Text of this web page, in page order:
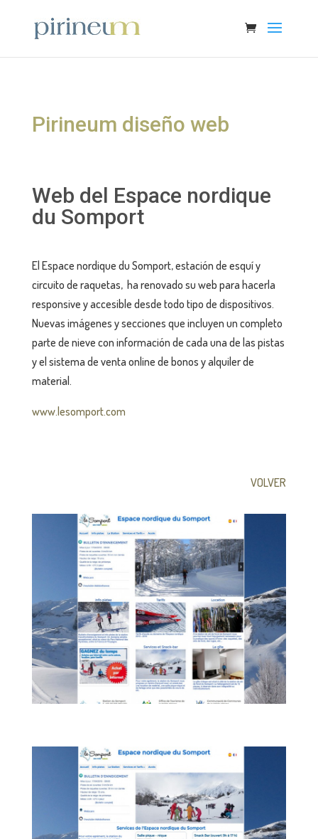
Pirineum diseño web
Web del Espace nordique
du Somport
El Espace nordique du Somport, estación de esquí y
circuito de raquetas, ha renovado su web para hacerla
responsive y accesible desde todo tipo de dispositivos.
Nuevas imágenes y secciones que incluyen un completo
parte de nieve con información de cada una de las pistas
y el sistema de venta online de bonos y alquiler de
material.
www.lesomport.com
VOLVER